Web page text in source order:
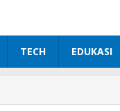
TECH EDUKASI